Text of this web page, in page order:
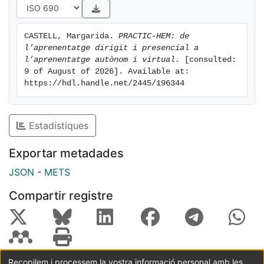
l’avaluació de coneixements (en comparació amb
cursos previs sense l’eina d’autoaprenentatge),
enquestes d’opinió per part de l’alumnat i l’opinió del
professorat implicat.
CASTELL, Margarida. PRACTIC-HEM: de
l’aprenentatge dirigit i presencial a
l’aprenentatge autònom i virtual.
[consulted:
9 of August of 2026]. Available at:
https://hdl.handle.net/2445/196344
Estadístiques
Exportar metadades
JSON - METS
Compartir registre
Recopilem i processem la vostra informació personal amb les